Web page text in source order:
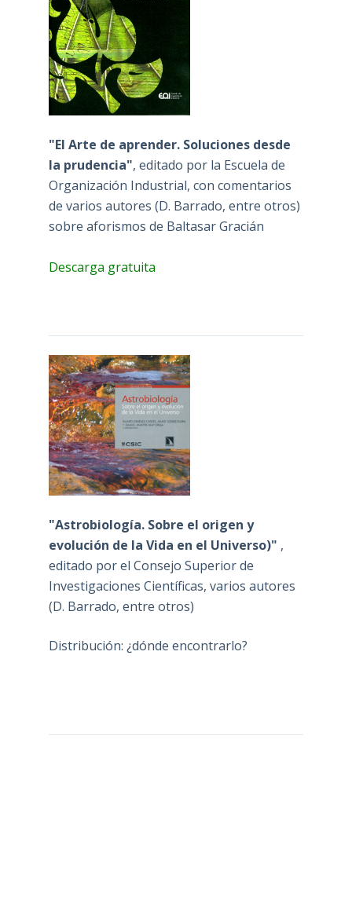
"El Arte de aprender. Soluciones desde
la prudencia", editado por la Escuela de
Organización Industrial, con comentarios
de varios autores (D. Barrado, entre otros)
sobre aforismos de Baltasar Gracián
Descarga gratuita
"Astrobiología. Sobre el origen y
evolución de la Vida en el Universo)" ,
editado por el Consejo Superior de
Investigaciones Científicas, varios autores
(D. Barrado, entre otros)
Distribución: ¿dónde encontrarlo?